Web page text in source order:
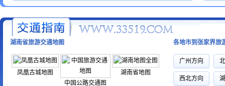
湖南省旅游交通地图
凤凰古城地图
中国公路交通图
湖南省地图
各地市到张家界旅
广州方向
西北方向